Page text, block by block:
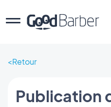
Retour
Publication